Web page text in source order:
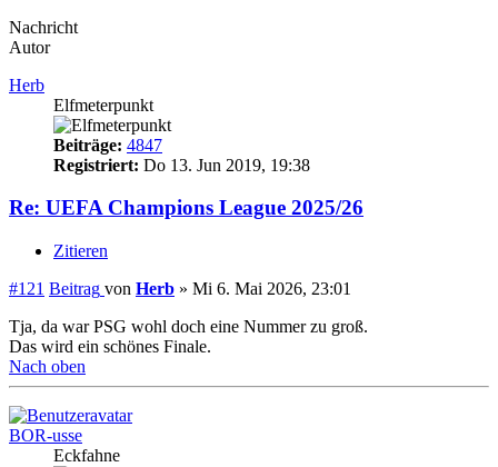
Nachricht
Autor
Herb
Elfmeterpunkt
Beiträge: 4847
Registriert: Do 13. Jun 2019, 19:38
Re: UEFA Champions League 2025/26
Zitieren
#121 Beitrag von Herb » Mi 6. Mai 2026, 23:01
Tja, da war PSG wohl doch eine Nummer zu groß.
Das wird ein schönes Finale.
Nach oben
BOR-usse
Eckfahne